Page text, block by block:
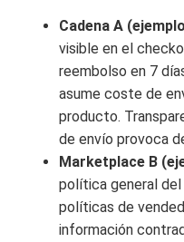
Cadena A
visible en el
reembolso en 7
asume coste de
producto.
de envío provoca
Marketplace B
política general
políticas de
información